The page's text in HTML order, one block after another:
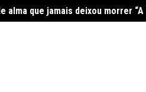
alma que jamais deixou morrer “A